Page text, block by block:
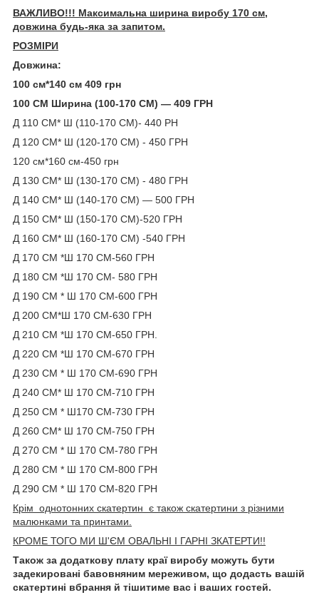
ВАЖЛИВО!!! Максимальна ширина виробу 170 см,
довжина будь-яка за запитом.
РОЗМІРИ
Довжина:
100 см*140 см 409 грн
100 СМ Ширина (100-170 СМ) — 409 ГРН
Д 110 СМ* Ш (110-170 СМ)- 440 РН
Д 120 СМ* Ш (120-170 СМ) - 450 ГРН
120 см*160 см-450 грн
Д 130 СМ* Ш (130-170 СМ) - 480 ГРН
Д 140 СМ* Ш (140-170 СМ) — 500 ГРН
Д 150 СМ* Ш (150-170 СМ)-520 ГРН
Д 160 СМ* Ш (160-170 СМ) -540 ГРН
Д 170 СМ *Ш 170 СМ-560 ГРН
Д 180 СМ *Ш 170 СМ- 580 ГРН
Д 190 СМ * Ш 170 СМ-600 ГРН
Д 200 СМ*Ш 170 СМ-630 ГРН
Д 210 СМ *Ш 170 СМ-650 ГРН.
Д 220 СМ *Ш 170 СМ-670 ГРН
Д 230 СМ * Ш 170 СМ-690 ГРН
Д 240 СМ* Ш 170 СМ-710 ГРН
Д 250 СМ * Ш170 СМ-730 ГРН
Д 260 СМ* Ш 170 СМ-750 ГРН
Д 270 СМ * Ш 170 СМ-780 ГРН
Д 280 СМ * Ш 170 СМ-800 ГРН
Д 290 СМ * Ш 170 СМ-820 ГРН
Крім однотонних скатертин є також скатертини з різними
малюнками та принтами.
КРОМЕ ТОГО МИ Ш'ЄМ ОВАЛЬНІ І ГАРНІ ЗКАТЕРТИ!!
Також за додаткову плату краї виробу можуть бути
задекировані бавовняним мереживом, що додасть вашій
скатертині вбрання й тішитиме вас і ваших гостей.